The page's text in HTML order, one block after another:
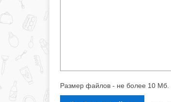
Размер файлов - не более 10 Мб.